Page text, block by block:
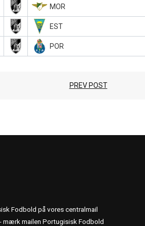
MOR
EST
POR
PREV POST
Fodbold på vores centralmail
- mærk mailen Portugisisk Fodbold